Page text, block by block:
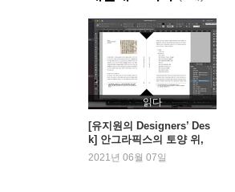
평면 공간 구성
표
줄
색
종이
포스터
형태의 다양함
구체예술
읽다
[유지원의 Designers’ Des
k] 안그라픽스의 토양 위,
신체와 시간 탐구로 나아가
2021년 06월 07일